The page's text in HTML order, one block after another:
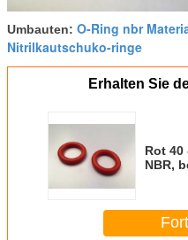
Umbauten: O-Ring nbr
Nitrilkautschuko-ringe
Erhalten Sie
Rot 40
NBR,